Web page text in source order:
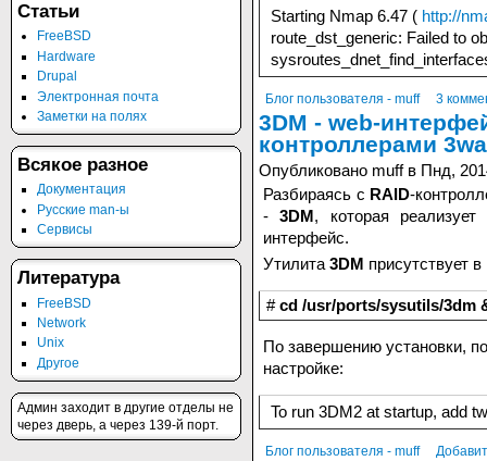
Starting Nmap 6.47 ( http://
route_dst_generic: Failed to
Блог пользователя - muff 3
3DM - web-
контроллерами
Опубликовано muff в Пнд,
Разбираясь с RAID-
-3DM, которая
интерфейс.
Утилита 3DM присутствует
#cd /usr/ports/sysutils/3dm
По завершению установки,
настройке:
To run 3DM2 at startup, add
Блог пользователя - muff
Статьи
FreeBSD
Hardware
Drupal
Электронная почта
Заметки на полях
Всякое разное
Документация
Русские man-ы
Сервисы
Литература
FreeBSD
Network
Unix
Другое
Админ заходит в другие отделы не
через дверь, а через 139-й порт.